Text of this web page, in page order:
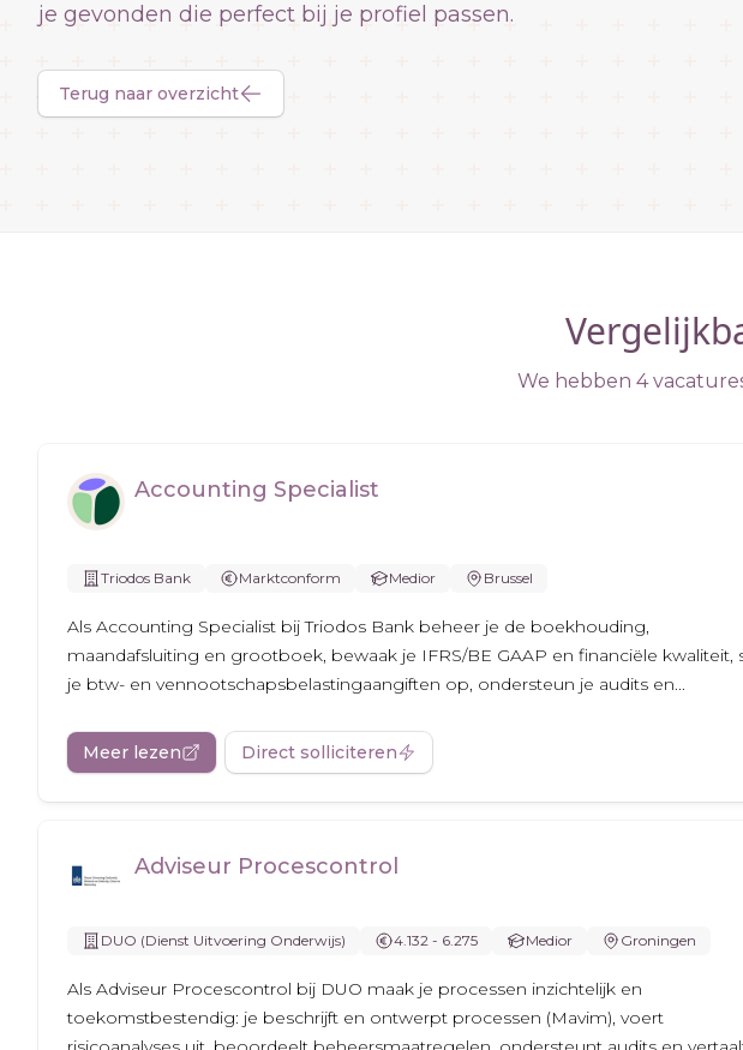
je gevonden die perfect bij je profiel passen.
Terug naar overzicht
We hebben 4
Accounting Specialist
Triodos Bank Marktconform Medior Brussel
Als Accounting Specialist bij Triodos Bank beheer je de boekhouding,
maandafsluiting en grootboek, bewaak je IFRS/BE GAAP en financiële kwaliteit,
je btw- en vennootschapsbelastingaangiften op, ondersteun je audits en...
Meer lezen Direct solliciteren
Adviseur Procescontrol
DUO (Dienst Uitvoering Onderwijs) 4.132 - 6.275 Medior Groningen
Als Adviseur Procescontrol bij DUO maak je processen inzichtelijk en
toekomstbestendig: je beschrijft en ontwerpt processen (Mavim), voert